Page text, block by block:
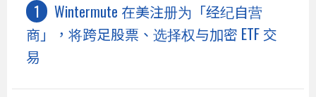
Wintermute 在美注册为「经纪自营
商」，将跨足股票、选择权与加密 ETF 交
易